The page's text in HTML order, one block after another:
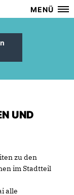
MENÜ
UND
zu den
im Stadtteil
alle